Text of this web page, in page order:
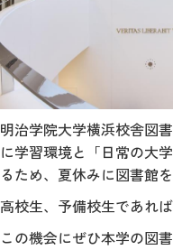
明治学院大学横浜校舎図
に学習環境と「日常の大
るため、夏休みに図書館
高校生、予備校生であれ
この機会にぜひ本学の図